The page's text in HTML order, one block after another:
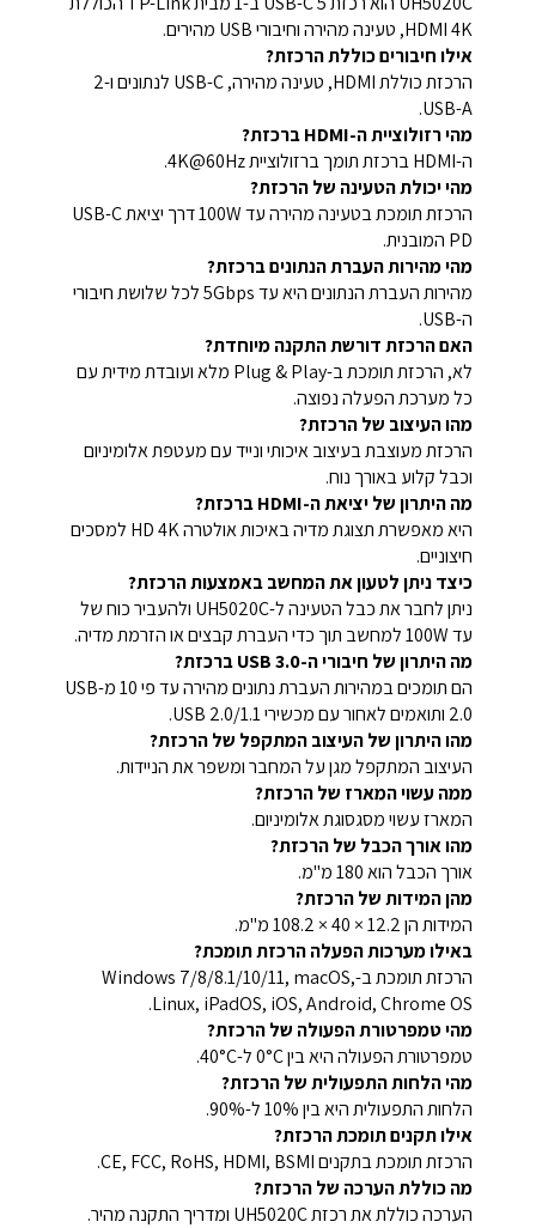
HDMI 4K, טעינה מהירה וחיבורי USB מהירים.
אילו חיבורים כוללת הרכזת?
הרכזת כוללת HDMI, טעינה מהירה, USB-C לנתונים ו-2
USB-A.
מהי רזולוציית ה-HDMI ברכזת?
ה-HDMI ברכזת תומך ברזולוציית 4K@60Hz.
מהי יכולת הטעינה של הרכזת?
הרכזת תומכת בטעינה מהירה עד 100W דרך יציאת USB-C
PD המובנית.
מהי מהירות העברת הנתונים ברכזת?
מהירות העברת הנתונים היא עד 5Gbps לכל שלושת חיבורי
ה-USB.
האם הרכזת דורשת התקנה מיוחדת?
לא, הרכזת תומכת ב-Plug & Play מלא ועובדת מידית עם
כל מערכת הפעלה נפוצה.
מהו העיצוב של הרכזת?
הרכזת מעוצבת בעיצוב איכותי ונייד עם מעטפת אלומיניום
וכבל קלוע באורך נוח.
מה היתרון של יציאת ה-HDMI ברכזת?
היא מאפשרת תצוגת מדיה באיכות אולטרה HD 4K למסכים
חיצוניים.
כיצד ניתן לטעון את המחשב באמצעות הרכזת?
ניתן לחבר את כבל הטעינה ל-UH5020C ולהעביר כוח של
עד 100W למחשב תוך כדי העברת קבצים או הזרמת מדיה.
מה היתרון של חיבורי ה-USB 3.0 ברכזת?
הם תומכים במהירות העברת נתונים מהירה עד פי 10 מ-USB
2.0 ותואמים לאחור עם מכשירי USB 2.0/1.1.
מהו היתרון של העיצוב המתקפל של הרכזת?
העיצוב המתקפל מגן על המחבר ומשפר את הניידות.
ממה עשוי המארז של הרכזת?
המארז עשוי מסגסוגת אלומיניום.
מהו אורך הכבל של הרכזת?
אורך הכבל הוא 180 מ"מ.
מהן המידות של הרכזת?
המידות הן ‎108.2 × 40 × 12.2 מ"מ.
באילו מערכות הפעלה הרכזת תומכת?
הרכזת תומכת ב-Windows 7/8/8.1/10/11, macOS,
Linux, iPadOS, iOS, Android, Chrome OS.
מהי טמפרטורת הפעולה של הרכזת?
טמפרטורת הפעולה היא בין 0°C ל-40°C.
מהי הלחות התפעולית של הרכזת?
הלחות התפעולית היא בין 10% ל-90%.
אילו תקנים תומכת הרכזת?
הרכזת תומכת בתקנים CE, FCC, RoHS, HDMI, BSMI.
מה כוללת הערכה של הרכזת?
הערכה כוללת את רכזת UH5020C ומדריך התקנה מהיר.